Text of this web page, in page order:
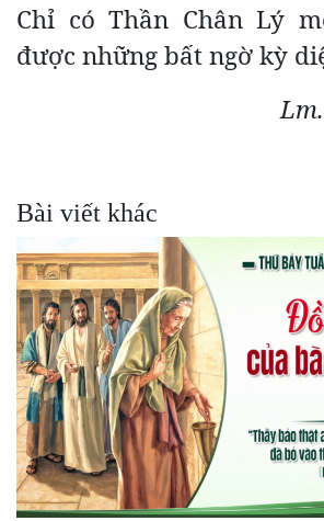
Chỉ có Thần Chân Lý
được những bất ngờ kỳ
Bài viết khác